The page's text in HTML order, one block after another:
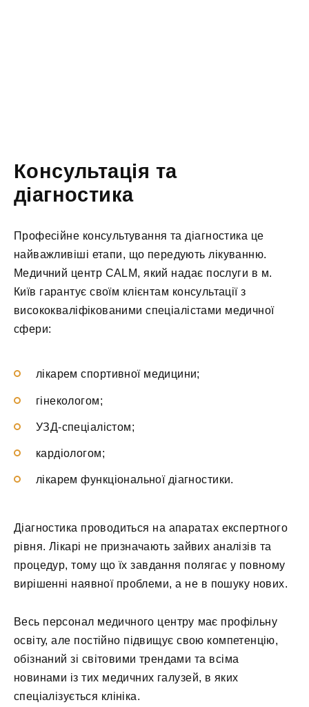
Консультація та
діагностика
Професійне консультування та діагностика це
найважливіші етапи, що передують лікуванню.
Медичний центр CALM, який надає послуги в м.
Київ гарантує своїм клієнтам консультації з
висококваліфікованими спеціалістами медичної
сфери:
лікарем спортивної медицини;
гінекологом;
УЗД-спеціалістом;
кардіологом;
лікарем функціональної діагностики.
Діагностика проводиться на апаратах експертного
рівня. Лікарі не призначають зайвих аналізів та
процедур, тому що їх завдання полягає у повному
вирішенні наявної проблеми, а не в пошуку нових.
Весь персонал медичного центру має профільну
освіту, але постійно підвищує свою компетенцію,
обізнаний зі світовими трендами та всіма
новинами із тих медичних галузей, в яких
спеціалізується клініка.